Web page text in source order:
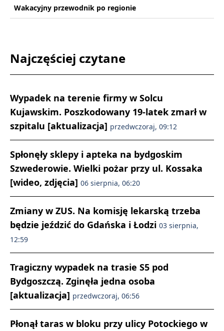
Wakacyjny przewodnik po regionie
Najczęściej czytane
Wypadek na terenie firmy w Solcu
Kujawskim. Poszkodowany 19-latek zmarł w
szpitalu [aktualizacja] przedwczoraj, 09:12
Spłonęły sklepy i apteka na bydgoskim
Szwederowie. Wielki pożar przy ul. Kossaka
[wideo, zdjęcia] 06 sierpnia, 06:20
Zmiany w ZUS. Na komisję lekarską trzeba
będzie jeździć do Gdańska i Łodzi 03 sierpnia,
12:59
Tragiczny wypadek na trasie S5 pod
Bydgoszczą. Zginęła jedna osoba
[aktualizacja] przedwczoraj, 06:56
Płonął taras w bloku przy ulicy Potockiego w